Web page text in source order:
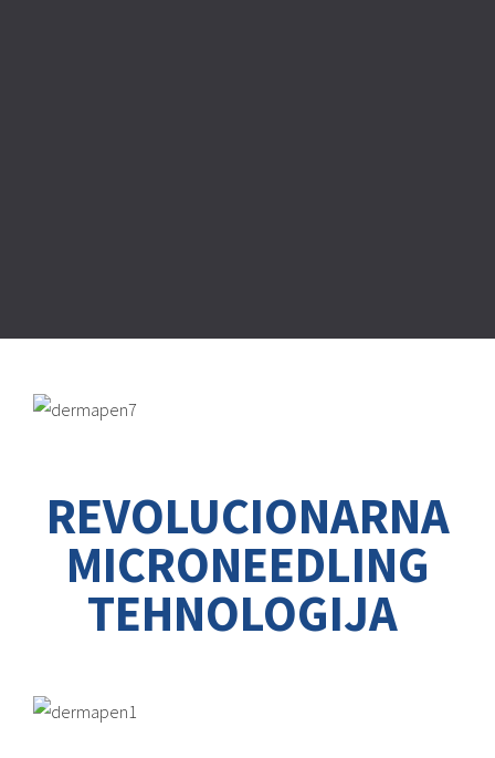
REVOLUCIONARNA
MICRONEEDLING
TEHNOLOGIJA